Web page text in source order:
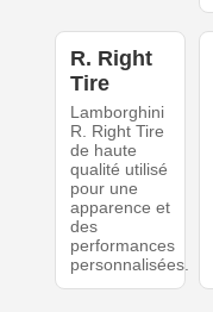
R. Right
Tire
Lamborghini
R. Right Tire
de haute
qualité utilisé
pour une
apparence et
des
performances
personnalisées.